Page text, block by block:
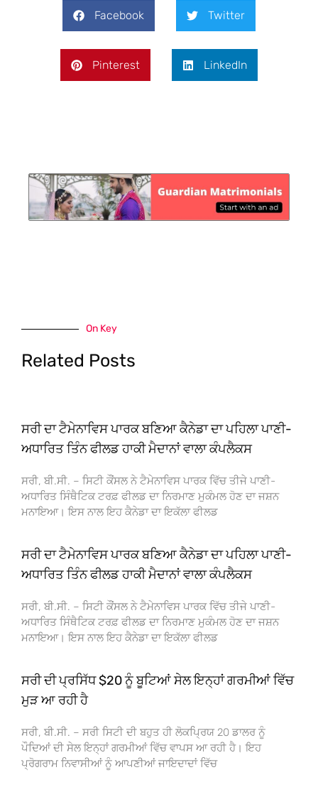
Facebook Twitter
Pinterest LinkedIn
On Key
Related Posts
ਸਰੀ ਦਾ ਟੈਮੇਨਾਵਿਸ ਪਾਰਕ ਬਣਿਆ ਕੈਨੇਡਾ ਦਾ ਪਹਿਲਾ ਪਾਣੀ-
ਅਧਾਰਿਤ ਤਿੰਨ ਫੀਲਡ ਹਾਕੀ ਮੈਦਾਨਾਂ ਵਾਲਾ ਕੰਪਲੈਕਸ
ਸਰੀ, ਬੀ.ਸੀ. – ਸਿਟੀ ਕੌਂਸਲ ਨੇ ਟੈਮੇਨਾਵਿਸ ਪਾਰਕ ਵਿੱਚ ਤੀਜੇ ਪਾਣੀ-
ਅਧਾਰਿਤ ਸਿੰਥੈਟਿਕ ਟਰਫ਼ ਫੀਲਡ ਦਾ ਨਿਰਮਾਣ ਮੁਕੰਮਲ ਹੋਣ ਦਾ ਜਸ਼ਨ
ਮਨਾਇਆ। ਇਸ ਨਾਲ ਇਹ ਕੈਨੇਡਾ ਦਾ ਇਕੱਲਾ ਫੀਲਡ
ਸਰੀ ਦਾ ਟੈਮੇਨਾਵਿਸ ਪਾਰਕ ਬਣਿਆ ਕੈਨੇਡਾ ਦਾ ਪਹਿਲਾ ਪਾਣੀ-
ਅਧਾਰਿਤ ਤਿੰਨ ਫੀਲਡ ਹਾਕੀ ਮੈਦਾਨਾਂ ਵਾਲਾ ਕੰਪਲੈਕਸ
ਸਰੀ, ਬੀ.ਸੀ. – ਸਿਟੀ ਕੌਂਸਲ ਨੇ ਟੈਮੇਨਾਵਿਸ ਪਾਰਕ ਵਿੱਚ ਤੀਜੇ ਪਾਣੀ-
ਅਧਾਰਿਤ ਸਿੰਥੈਟਿਕ ਟਰਫ਼ ਫੀਲਡ ਦਾ ਨਿਰਮਾਣ ਮੁਕੰਮਲ ਹੋਣ ਦਾ ਜਸ਼ਨ
ਮਨਾਇਆ। ਇਸ ਨਾਲ ਇਹ ਕੈਨੇਡਾ ਦਾ ਇਕੱਲਾ ਫੀਲਡ
ਸਰੀ ਦੀ ਪ੍ਰਸਿੱਧ $20 ਨੂੰ ਬੂਟਿਆਂ ਸੇਲ ਇਨ੍ਹਾਂ ਗਰਮੀਆਂ ਵਿੱਚ
ਮੁੜ ਆ ਰਹੀ ਹੈ
ਸਰੀ, ਬੀ.ਸੀ. – ਸਰੀ ਸਿਟੀ ਦੀ ਬਹੁਤ ਹੀ ਲੋਕਪ੍ਰਿਯ 20 ਡਾਲਰ ਨੂੰ
ਪੌਦਿਆਂ ਦੀ ਸੇਲ ਇਨ੍ਹਾਂ ਗਰਮੀਆਂ ਵਿੱਚ ਵਾਪਸ ਆ ਰਹੀ ਹੈ। ਇਹ
ਪ੍ਰੋਗਰਾਮ ਨਿਵਾਸੀਆਂ ਨੂੰ ਆਪਣੀਆਂ ਜਾਇਦਾਦਾਂ ਵਿੱਚ